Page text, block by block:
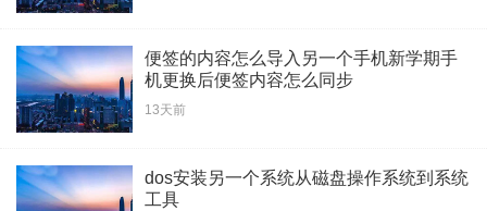
便签的内容怎么导入另一个手机新学期手
机更换后便签内容怎么同步
13天前
dos安装另一个系统从磁盘操作系统到系统
工具